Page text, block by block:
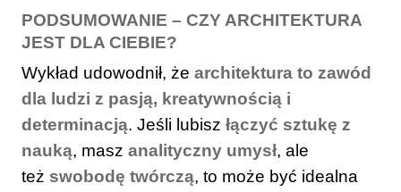
PODSUMOWANIE – CZY ARCHITEKTURA
JEST DLA CIEBIE?
Wykład udowodnił, że architektura to zawód
dla ludzi z pasją, kreatywnością i
determinacją. Jeśli lubisz łączyć sztukę z
nauką, masz analityczny umysł, ale
też swobodę twórczą, to może być idealna